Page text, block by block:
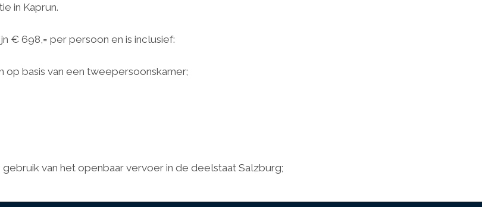
in Kaprun.
€ 698,= per persoon en is inclusief:
op basis van een tweepersoonskamer;
van het openbaar vervoer in de deelstaat Salzburg;